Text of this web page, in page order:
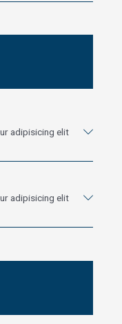
adipisicing elit
adipisicing elit